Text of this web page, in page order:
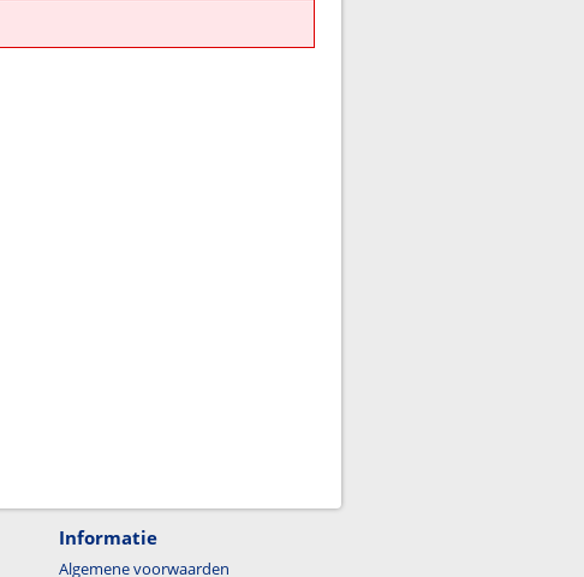
Informatie
Algemene voorwaarden